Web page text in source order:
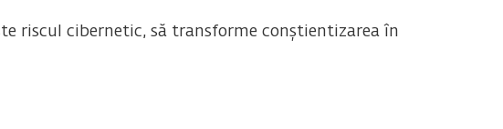
riscul cibernetic, să transforme conștientizarea în